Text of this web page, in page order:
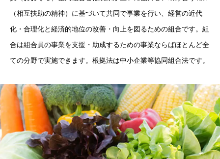
（相互扶助の精神）に基づいて共同で事業を行い、経営の近代
化・合理化と経済的地位の改善・向上を図るための組合です。組
合は組合員の事業を支援・助成するための事業ならばほとんど全
ての分野で実施できます。根拠法は中小企業等協同組合法です。